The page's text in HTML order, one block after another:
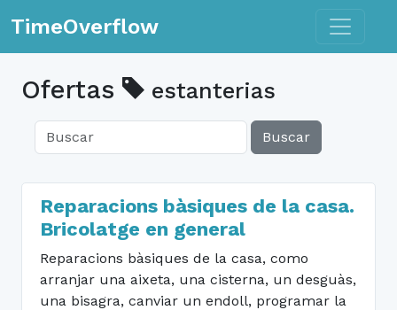
TimeOverflow Toggle
Ofertas estanterias
Buscar
Reparacions bàsiques de la casa.
Bricolatge en general
Reparacions bàsiques de la casa, como
arranjar una aixeta, una cisterna, un desguàs,
una bisagra, canviar un endoll, programar la